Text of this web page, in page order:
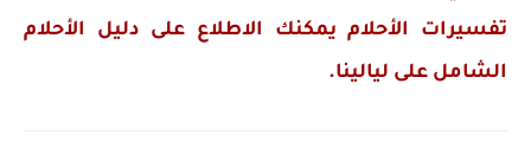
تفسيرات الأحلام يمكنك الاطلاع على دليل الأحلام
الشامل على ليالينا.